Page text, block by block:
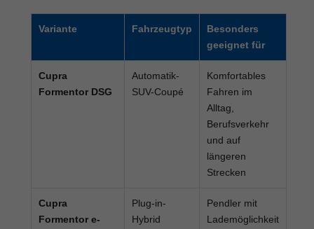
Variante Fahrzeugtyp
Besonders
geeignet für
Cupra
Formentor DSG
Automatik-
SUV-Coupé
Komfortables
Fahren im
Alltag,
Berufsverkehr
und auf
längeren
Strecken
Cupra
Formentor e-
Plug-in-
Hybrid
Pendler mit
Lademöglichkeit